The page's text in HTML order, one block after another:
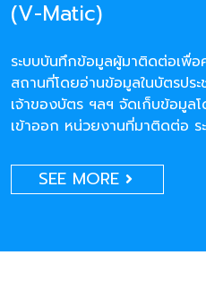
(V-Matic)
ระบบบันทึกข้อมูลผู้มาติดต่อเพื่
สถานที่โดยอ่านข้อมูลในบัตรปร
เจ้าของบัตร ฯลฯ จัดเก็บข้อมูล
เข้าออก หน่วยงานที่มาติดต่อ ระ
SEE MORE